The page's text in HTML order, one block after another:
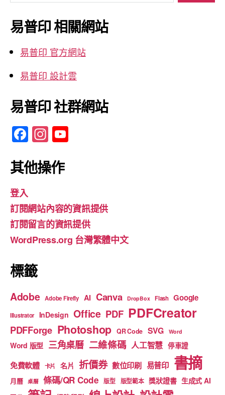
關
鍵
字:
易普印 相關網站
易普印 官方網站
易普印 設計雲
易普印 社群網站
F
c
b
o
o
k
In
a
a
m
u
b
e
其他操作
登入
訂閱網站內容的資訊提供
訂閱留言的資訊提供
WordPress.org 台灣繁體中文
標籤
Adobe Adobe Firefly AI Canva DropBox Flash Google
Illustrator InDesign Office PDF PDFCreator
PDFForge Photoshop QR Code SVG Word
Word 版型 三角桌曆 二維條碼 人工智慧 停車證
免費軟體 卡片 名片 折價券 數位印刷 易普印 書摘
月曆 桌曆 條碼/QR Code 版型 版型範本 獎狀證書 生成式 AI